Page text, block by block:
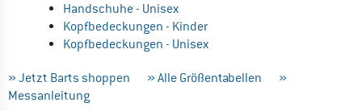
Handschuhe - Unisex
Kopfbedeckungen - Kinder
Kopfbedeckungen - Unisex
» Jetzt Barts shoppen » Alle Größentabellen
»
Messanleitung